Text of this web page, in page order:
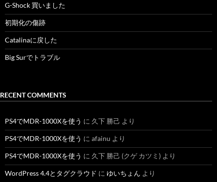
G-Shock 買いました
初期化の傷跡
Catalinaに戻した
Big Surでトラブル
RECENT COMMENTS
PS4でMDR-1000Xを使う に 久下 勝己 より
PS4でMDR-1000Xを使う に afainu より
PS4でMDR-1000Xを使う に 久下 勝己 (クゲ カツミ) より
WordPress 4.4とタグクラウド に ゆいちょん より